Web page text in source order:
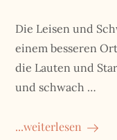
Die Leisen und
einem besseren
die Lauten und
und schwach …
...weiterlesen